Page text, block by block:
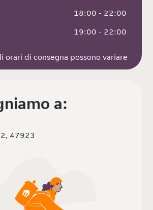
18:00 - 22:00
19:00 - 22:00
orari di consegna possono variare
a:
47923